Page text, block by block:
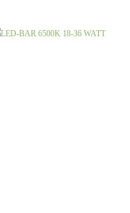
LED-BAR 6500K 18-36 WATT